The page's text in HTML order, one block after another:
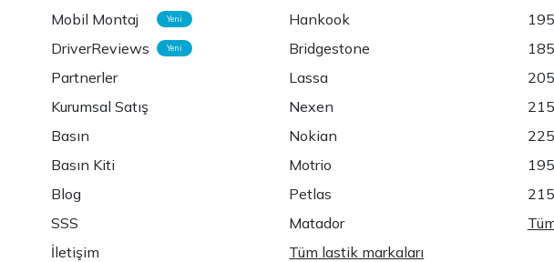
Mobil Montaj
Yeni
DriverReviews Yeni
Partnerler
Kurumsal Satış
Basın
Basın Kiti
Blog
SSS
İletişim
Hankook
Bridgestone
Lassa
Nexen
Nokian
Motrio
Petlas
Matador
Tüm lastik markaları